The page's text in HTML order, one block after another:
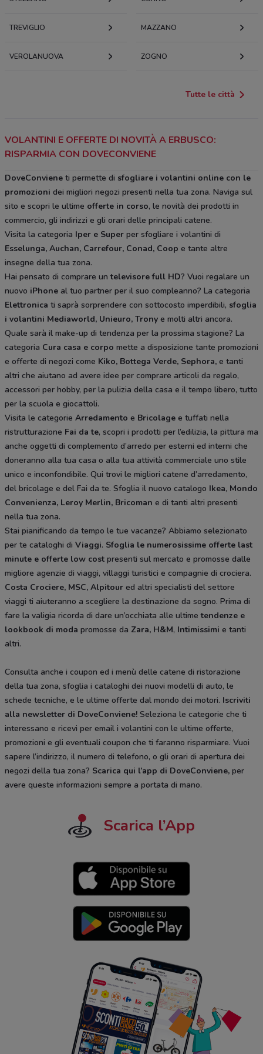
TREVIGLIO MAZZANO
VEROLANUOVA ZOGNO
Tutte le città
VOLANTINI E OFFERTE DI NOVITÀ A ERBUSCO:
RISPARMIA CON DOVECONVIENE
DoveConviene ti permette di sfogliare i volantini online con le
promozioni dei migliori negozi presenti nella tua zona. Naviga sul
sito e scopri le ultime offerte in corso, le novità dei prodotti in
commercio, gli indirizzi e gli orari delle principali catene.
Visita la categoria Iper e Super per sfogliare i volantini di
Esselunga, Auchan, Carrefour, Conad, Coop e tante altre
insegne della tua zona.
Hai pensato di comprare untelevisore full HD? Vuoi regalare un
nuovo iPhone al tuo partner per il suo compleanno? La categoria
Elettronica ti saprà sorprendere con sottocosto imperdibili, sfoglia
i volantini Mediaworld, Unieuro, Trony e molti altri ancora.
Quale sarà il make-up di tendenza per la prossima stagione? La
categoria Cura casa e corpo mette a disposizione tante promozioni
e offerte di negozi come Kiko, Bottega Verde, Sephora, e tanti
altri che aiutano ad avere idee per comprare articoli da regalo,
accessori per hobby, per la pulizia della casa e il tempo libero, tutto
per la scuola e giocattoli.
Visita le categorie Arredamento e Bricolage e tuffati nella
ristrutturazione Fai da te, scopri i prodotti per l’edilizia, la pittura ma
anche oggetti di complemento d’arredo per esterni ed interni che
doneranno alla tua casa o alla tua attività commerciale uno stile
unico e inconfondibile. Qui trovi le migliori catene d’arredamento,
del bricolage e del Fai da te. Sfoglia il nuovo catalogo Ikea, Mondo
Convenienza, Leroy Merlin, Bricoman e di tanti altri presenti
nella tua zona.
Stai pianificando da tempo le tue vacanze? Abbiamo selezionato
per te cataloghi di Viaggi. Sfoglia le numerosissime offerte last
minute e offerte low cost presenti sul mercato e promosse dalle
migliore agenzie di viaggi, villaggi turistici e compagnie di crociera.
Costa Crociere, MSC, Alpitour ed altri specialisti del settore
viaggi ti aiuteranno a scegliere la destinazione da sogno. Prima di
fare la valigia ricorda di dare un’occhiata alle ultimetendenze e
lookbook di moda promosse da Zara, H&M, Intimissimi e tanti
altri.
Consulta anche i coupon ed i menù delle catene di ristorazione
della tua zona, sfoglia i cataloghi dei nuovi modelli di auto, le
schede tecniche, e le ultime offerte dal mondo dei motori. Iscriviti
alla newsletter di DoveConviene! Seleziona le categorie che ti
interessano e ricevi per email i volantini con le ultime offerte,
promozioni e gli eventuali coupon che ti faranno risparmiare. Vuoi
sapere l’indirizzo, il numero di telefono, o gli orari di apertura dei
negozi della tua zona? Scarica qui l’app di DoveConviene, per
avere queste informazioni sempre a portata di mano.
Scarica l’App